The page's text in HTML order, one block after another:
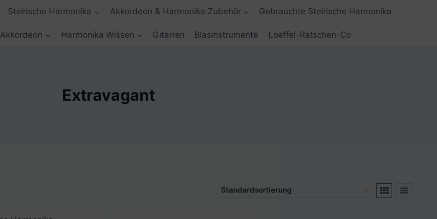
Steirische Harmonika Akkordeon & Harmonika Zubehör Gebrauchte Steirische Harmonika
Akkordeon Harmonika Wissen Gitarren Blasinstrumente Loeffel-Ratschen-Co
Extravagant